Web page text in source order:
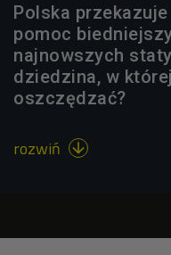
Polska
pomoc
najnowszych
dziedzina, w
oszczędzać?
rozwiń 